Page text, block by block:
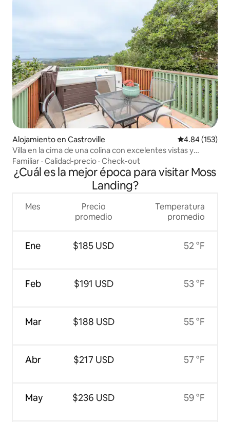
Alojamiento en Castroville Calificación
4.84 (153)
Villa en la cima de una colina con excelentes vistas y
jacuzzi privado
Familiar · Calidad-precio · Check-out
¿Cuál es la mejor época para visitar Moss
Landing?
Mes
Ene
Feb
Mar
Abr
May
Precio
promedio
$185 USD
$191 USD
$188 USD
$217 USD
$236 USD
Temperatura
promedio
52 °F
53 °F
55 °F
57 °F
59 °F